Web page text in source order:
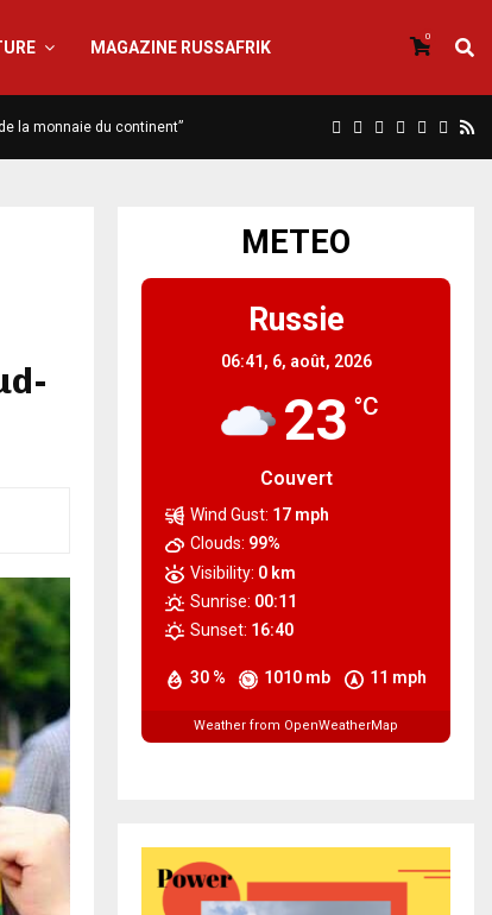
MAGAZINE RUSSAFRIK
0
la monnaie du continent”
METEO
Russie
06:41, 6, août, 2026
23 °C
Couvert
30 % 1010 mb 11 mph
Wind Gust: 17 mph
Clouds: 99%
Visibility: 0 km
Sunrise: 00:11
Sunset: 16:40
Weather from OpenWeatherMap